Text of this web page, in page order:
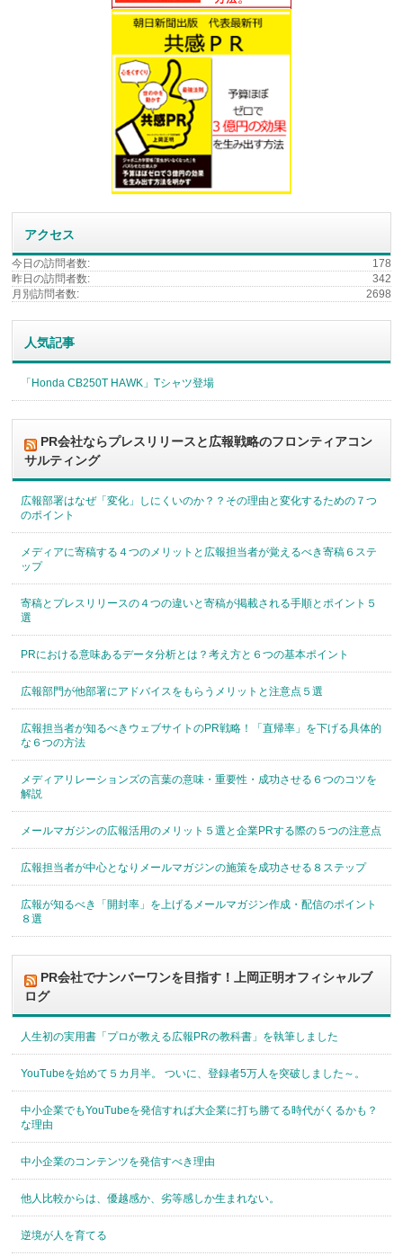
アクセス
178
今日の訪問者数:
342
昨日の訪問者数:
2698
月別訪問者数:
人気記事
「Honda CB250T HAWK」Tシャツ登場
PR会社ならプレスリリースと広報戦略のフロンティアコン
サルティング
広報部署はなぜ「変化」しにくいのか？？その理由と変化するための７つ
のポイント
メディアに寄稿する４つのメリットと広報担当者が覚えるべき寄稿６ステ
ップ
寄稿とプレスリリースの４つの違いと寄稿が掲載される手順とポイント５
選
PRにおける意味あるデータ分析とは？考え方と６つの基本ポイント
広報部門が他部署にアドバイスをもらうメリットと注意点５選
広報担当者が知るべきウェブサイトのPR戦略！「直帰率」を下げる具体的
な６つの方法
メディアリレーションズの言葉の意味・重要性・成功させる６つのコツを
解説
メールマガジンの広報活用のメリット５選と企業PRする際の５つの注意点
広報担当者が中心となりメールマガジンの施策を成功させる８ステップ
広報が知るべき「開封率」を上げるメールマガジン作成・配信のポイント
８選
PR会社でナンバーワンを目指す！上岡正明オフィシャルブ
ログ
人生初の実用書「プロが教える広報PRの教科書」を執筆しました
YouTubeを始めて５カ月半。 ついに、登録者5万人を突破しました～。
中小企業でもYouTubeを発信すれば大企業に打ち勝てる時代がくるかも？
な理由
中小企業のコンテンツを発信すべき理由
他人比較からは、優越感か、劣等感しか生まれない。
逆境が人を育てる